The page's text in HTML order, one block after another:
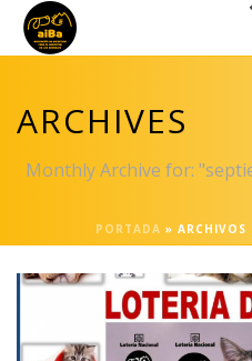
ARCHIVES
Monthly Archive for:
PORTADA » ARCHIVOS